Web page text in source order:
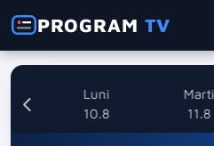
PROGRAMTV
Luni
10.8
Marti
11.8